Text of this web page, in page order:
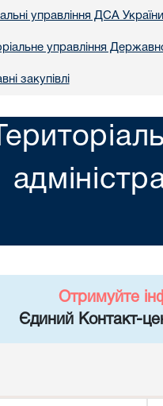
управління ДСА України
управління
закупівлі
Отримуйте
Єдиний Контакт-